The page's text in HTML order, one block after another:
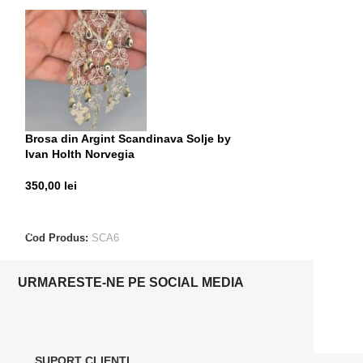
Brosa din Argint Scandinava Solje by
Ivan Holth Norvegia
350,00 lei
Cod Produs: SCA6
URMARESTE-NE PE SOCIAL MEDIA